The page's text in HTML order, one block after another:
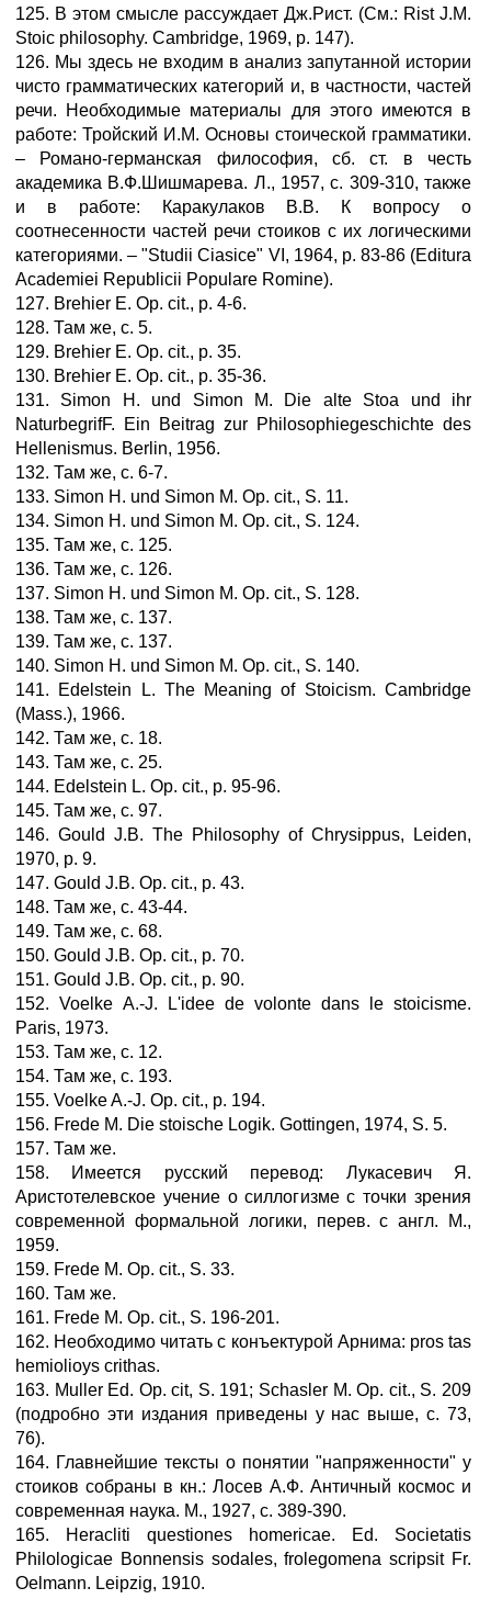
125. В этом смысле рассуждает Дж.Рист. (См.: Rist J.M.
Stoic philosophy. Cambridge, 1969, р. 147).
126. Мы здесь не входим в анализ запутанной истории
чисто грамматических категорий и, в частности, частей
речи. Необходимые материалы для этого имеются в
работе: Тройский И.М. Основы стоической грамматики.
– Романо-германская философия, сб. ст. в честь
академика В.Ф.Шишмарева. Л., 1957, с. 309-310, также
и в работе: Каракулаков В.В. К вопросу о
соотнесенности частей речи стоиков с их логическими
категориями. – "Studii Ciasice" VI, 1964, р. 83-86 (Editura
Academiei Republicii Populare Romine).
127. Brehier E. Ор. cit., р. 4-6.
128. Там же, с. 5.
129. Brehier E. Ор. cit., p. 35.
130. Brehier E. Ор. cit., р. 35-36.
131. Simon H. und Simon M. Die alte Stoa und ihr
NaturbegrifF. Ein Beitrag zur Philosophiegeschichte des
Hellenismus. Berlin, 1956.
132. Там же, с. 6-7.
133. Simon H. und Simon M. Op. cit., S. 11.
134. Simon H. und Simon M. Op. cit., S. 124.
135. Там же, с. 125.
136. Там же, с. 126.
137. Simon H. und Simon M. Op. cit., S. 128.
138. Там же, с. 137.
139. Там же, с. 137.
140. Simon H. und Simon M. Op. cit., S. 140.
141. Edelstein L. The Meaning of Stoicism. Cambridge
(Mass.), 1966.
142. Там же, с. 18.
143. Там же, с. 25.
144. Edelstein L. Op. cit., р. 95-96.
145. Там же, с. 97.
146. Gould J.В. The Philosophy of Chrysippus, Leiden,
1970, р. 9.
147. Gould J.В. Op. cit., р. 43.
148. Там же, с. 43-44.
149. Там же, с. 68.
150. Gould J.В. Ор. cit., р. 70.
151. Gould J.В. Ор. cit., р. 90.
152. Voelke А.-J. L'idee de volonte dans le stoicisme.
Paris, 1973.
153. Там же, с. 12.
154. Там же, с. 193.
155. Voelke A.-J. Op. cit., р. 194.
156. Frede M. Die stoische Logik. Gottingen, 1974, S. 5.
157. Там же.
158. Имеется русский перевод: Лукасевич Я.
Аристотелевское учение о силлогизме с точки зрения
современной формальной логики, перев. с англ. М.,
1959.
159. Frede M. Op. cit., S. 33.
160. Там же.
161. Frede M. Op. cit., S. 196-201.
162. Необходимо читать с конъектурой Арнима: pros tas
hemiolioys crithas.
163. Muller Ed. Op. cit, S. 191; Sсhasler M. Op. cit., S. 209
(подробно эти издания приведены у нас выше, с. 73,
76).
164. Главнейшие тексты о понятии "напряженности" у
стоиков собраны в кн.: Лосев А.Ф. Античный космос и
современная наука. М., 1927, с. 389-390.
165. Heracliti questiones homericae. Ed. Societatis
Philologicae Bonnensis sodales, frolegomena scripsit Fr.
Oelmann. Leipzig, 1910.